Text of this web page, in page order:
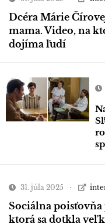
Dcéra Márie
mama. Video, na
dojíma ľudí
31. júla 2025
Sociálna
ktorá sa dotkla